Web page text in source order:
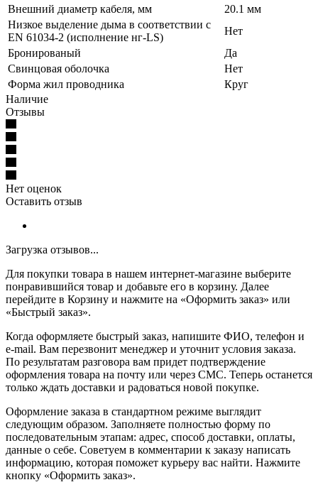
Внешний диаметр кабеля, мм
20.1 мм
Низкое выделение дыма в соответствии с
EN 61034-2 (исполнение нг-LS)
Нет
Бронированый
Да
Свинцовая оболочка
Нет
Форма жил проводника
Круг
Наличие
Отзывы
Нет оценок
Оставить отзыв
Загрузка отзывов...
Для покупки товара в нашем интернет-магазине выберите
понравившийся товар и добавьте его в корзину. Далее
перейдите в Корзину и нажмите на «Оформить заказ» или
«Быстрый заказ».
Когда оформляете быстрый заказ, напишите ФИО, телефон и
e-mail. Вам перезвонит менеджер и уточнит условия заказа.
По результатам разговора вам придет подтверждение
оформления товара на почту или через СМС. Теперь останется
только ждать доставки и радоваться новой покупке.
Оформление заказа в стандартном режиме выглядит
следующим образом. Заполняете полностью форму по
последовательным этапам: адрес, способ доставки, оплаты,
данные о себе. Советуем в комментарии к заказу написать
информацию, которая поможет курьеру вас найти. Нажмите
кнопку «Оформить заказ».